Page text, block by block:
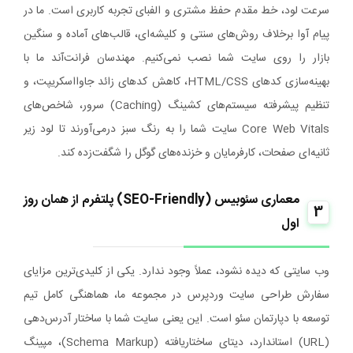
سرعت لود، خط مقدم حفظ مشتری و الفبای تجربه کاربری است. ما در
پیام آوا برخلاف روش‌های سنتی و کلیشه‌ای، قالب‌های آماده و سنگین
بازار را روی سایت شما نصب نمی‌کنیم. مهندسان فرانت‌آند ما با
بهینه‌سازی کدهای HTML/CSS، کاهش کدهای زائد جاوااسکریپت، و
تنظیم پیشرفته سیستم‌های کشینگ (Caching) سرور، شاخص‌های
Core Web Vitals سایت شما را به رنگ سبز درمی‌آورند تا لود زیر
ثانیه‌ای صفحات، کارفرمایان و خزنده‌های گوگل را شگفت‌زده کند.
3
معماری سئوبیس (SEO-Friendly) پلتفرم از همان روز
اول
وب‌ سایتی که دیده نشود، عملاً وجود ندارد. یکی از کلیدی‌ترین مزایای
سفارش طراحی سایت وردپرس در مجموعه ما، هماهنگی کامل تیم
توسعه با دپارتمان سئو است. این یعنی سایت شما با ساختار آدرس‌دهی
(URL) استاندارد، دیتای ساختاریافته (Schema Markup)، مپینگ